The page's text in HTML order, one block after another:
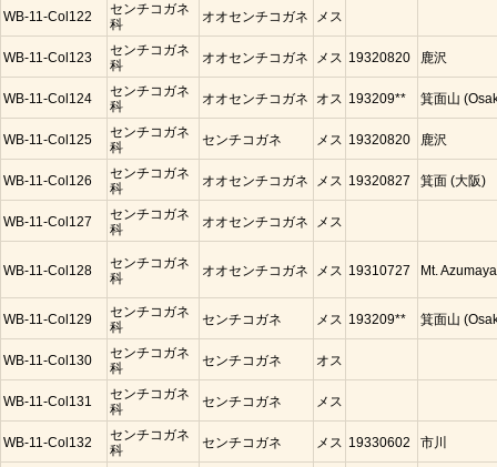
WB-11-Col122
センチコガネ
科
オオセンチコガネ メス
WB-11-Col123
センチコガネ
科
オオセンチコガネ メス 19320820 鹿沢
WB-11-Col124
センチコガネ
科
オオセンチコガネ オス 193209** 箕面山
WB-11-Col125
センチコガネ
科
センチコガネ メス 19320820 鹿沢
WB-11-Col126
センチコガネ
科
オオセンチコガネ メス 19320827 箕面 (大阪)
WB-11-Col127
センチコガネ
科
オオセンチコガネ メス
WB-11-Col128
センチコガネ
科
オオセンチコガネ メス 19310727 Mt. Azumaya
WB-11-Col129
センチコガネ
科
センチコガネ メス 193209** 箕面山
WB-11-Col130
センチコガネ
科
センチコガネ オス
WB-11-Col131
センチコガネ
科
センチコガネ メス
WB-11-Col132
センチコガネ
科
センチコガネ メス 19330602 市川